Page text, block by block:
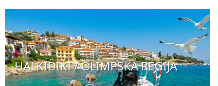
HALKIDIKI / OLIMPSKA REGIJA